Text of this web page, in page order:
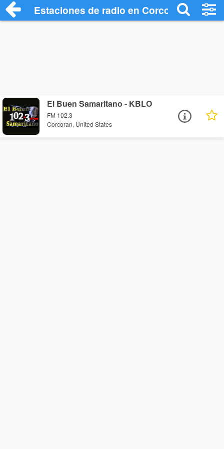
Estaciones de radio en Corcoran -
El Buen Samaritano - KBLO
FM 102.3
Corcoran, United States